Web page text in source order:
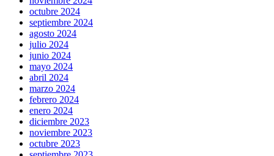
octubre 2024
septiembre 2024
agosto 2024
julio 2024
junio 2024
mayo 2024
abril 2024
marzo 2024
febrero 2024
enero 2024
diciembre 2023
noviembre 2023
octubre 2023